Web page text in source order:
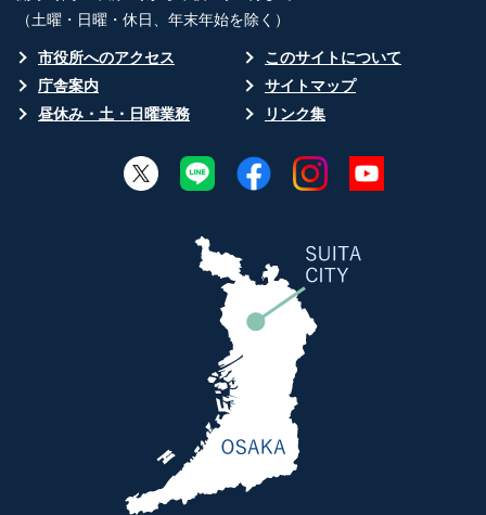
（土曜・日曜・休日、年末年始を除く）
市役所へのアクセス
このサイトについて
庁舎案内
サイトマップ
昼休み・土・日曜業務
リンク集